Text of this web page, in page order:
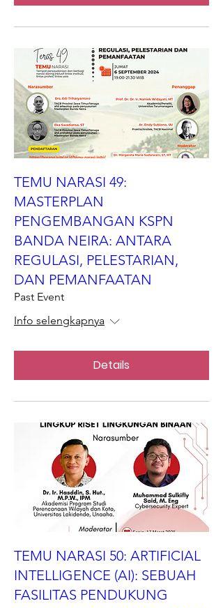
TEMU NARASI 49:
MASTERPLAN
PENGEMBANGAN KSPN
BANDA NEIRA: ANTARA
REGULASI, PELESTARIAN,
DAN PEMANFAATAN
Past Event
Info selengkapnya
Details
TEMU NARASI 50: ARTIFICIAL
INTELLIGENCE (AI): SEBUAH
FASILITAS PENDUKUNG